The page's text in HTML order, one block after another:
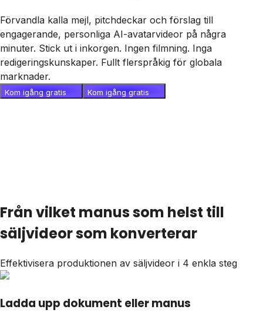
Förvandla kalla mejl, pitchdeckar och förslag till
engagerande, personliga AI-avatarvideor på några
minuter. Stick ut i inkorgen. Ingen filmning. Inga
redigeringskunskaper. Fullt flerspråkig för globala
marknader.
Kom igång gratis Kom igång gratis
Från vilket manus som helst till
säljvideor som konverterar
Effektivisera produktionen av säljvideor i 4 enkla steg
Ladda upp dokument eller manus